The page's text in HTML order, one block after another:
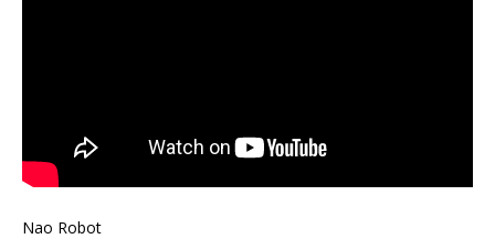
Nao Robot